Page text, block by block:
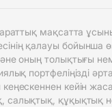
мақсатта
қалауы бойынша
оның толықтығы
портфеліңізді
кейін
құқықтық